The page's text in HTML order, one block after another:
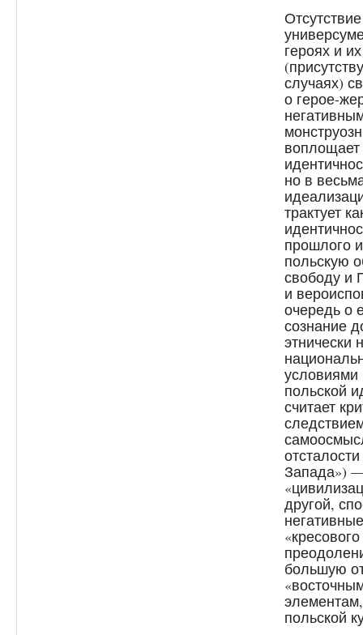
героях и
случаях)
о герое-
но в
трактует
прошлого
польскую
свободу и
и
очередь о
сознание
этнически
условиями
польской
считает
Запада»)
другой,
большую
польской